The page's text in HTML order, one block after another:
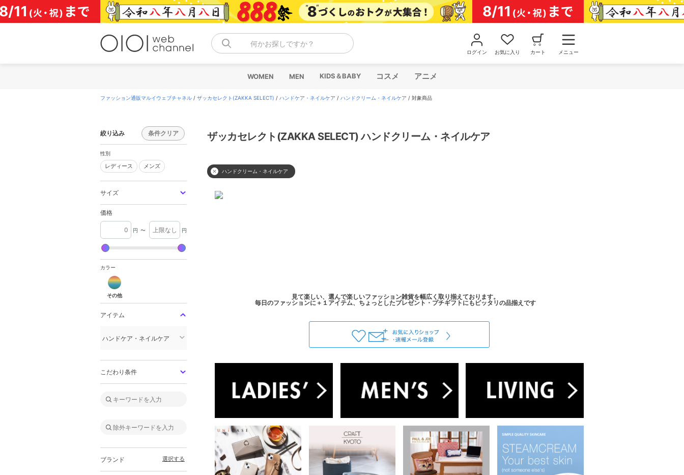
コ
ン
テ
何かお探しですか？
ログイン お気に入り カート メニュー
WOMEN MEN KIDS＆BABY コスメ アニメ
ファッション通販マルイウェブチャネル / ザッカセレクト(ZAKKA SELECT) / ハンドケア・ネイルケア / ハンドクリーム・ネイルケア / 対象商品
絞り込み 条件クリア
性別
レディース
レディース メンズ
メンズ
サイズ
価格
円 〜 円
カラー
その他
その他
アイテム
ハンドケア・ネイルケア
こだわり条件
ブランド 選択する
ザッカセレクト(ZAKKA SELECT) ハンドクリーム・ネイルケア
ハンドクリーム・ネイルケア
見て楽しい、選んで楽しいファッション雑貨を幅広く取り揃えております。